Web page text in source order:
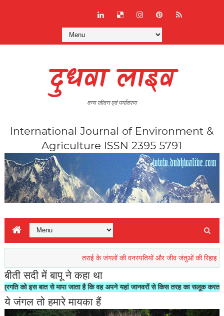
दुधवा लाइव
वन्य जीवन एवं पर्यावरण
International Journal of Environment &
Agriculture ISSN 2395 5791
तराई के जंगलों की वनस्पतियों और जीव जंतुओं की रिहाइश खतरें में
बीती सदी में बापू ने कहा था
बात से मापा जाता है कि वह अपने यहां जानवरों से किस तरह का सलूक करता है"-
ये जंगल तो हमारे मायका हैं